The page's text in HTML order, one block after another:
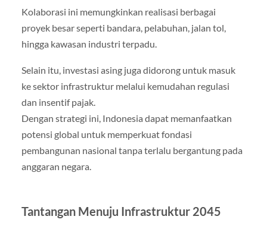
Kolaborasi ini memungkinkan realisasi berbagai
proyek besar seperti bandara, pelabuhan, jalan tol,
hingga kawasan industri terpadu.
Selain itu, investasi asing juga didorong untuk masuk
ke sektor infrastruktur melalui kemudahan regulasi
dan insentif pajak.
Dengan strategi ini, Indonesia dapat memanfaatkan
potensi global untuk memperkuat fondasi
pembangunan nasional tanpa terlalu bergantung pada
anggaran negara.
Tantangan Menuju Infrastruktur 2045